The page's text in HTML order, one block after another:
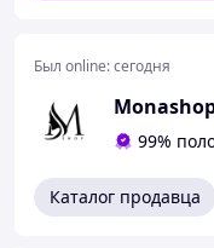
Был online:сегодня
99%
Каталог продавца